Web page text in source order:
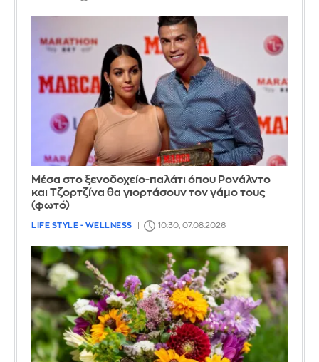
Μέσα στο ξενοδοχείο-παλάτι όπου Ρονάλντο
και Τζορτζίνα θα γιορτάσουν τον γάμο τους
(φωτό)
LIFE STYLE - WELLNESS 10:30, 07.08.2026